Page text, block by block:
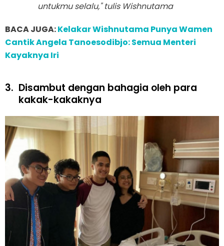
untukmu selalu," tulis Wishnutama
BACA JUGA:Kelakar Wishnutama Punya Wamen
Cantik Angela Tanoesodibjo: Semua Menteri
Kayaknya Iri
3. Disambut dengan bahagia oleh para
kakak-kakaknya